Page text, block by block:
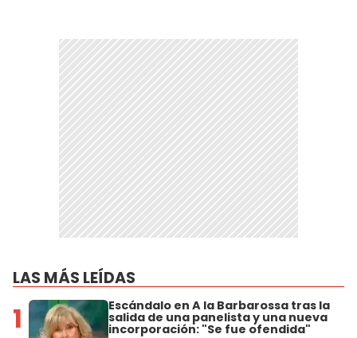
LAS MÁS LEÍDAS
1 Escándalo en A la Barbarossa tras la
salida de una panelista y una nueva
incorporación: "Se fue ofendida"